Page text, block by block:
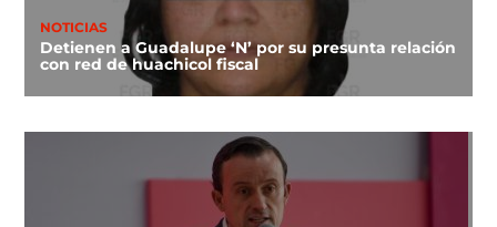
NOTICIAS
Detienen a Guadalupe ‘N’ por su presunta relación
con red de huachicol fiscal